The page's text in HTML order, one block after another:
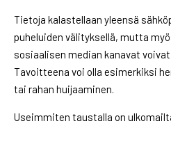
Tietoja kalastellaan yleensä
puheluiden välityksellä, mutta
sosiaalisen median kanavat
Tavoitteena voi olla esimerkiksi
tai rahan huijaaminen.
Useimmiten taustalla on